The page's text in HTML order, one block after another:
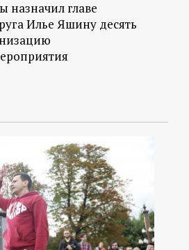
назначил главе
Илье Яшину десять